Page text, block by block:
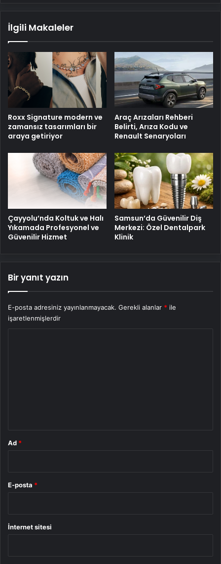
İlgili Makaleler
Roxx Signature modern ve
zamansız tasarımları bir
araya getiriyor
Araç Arızaları Rehberi
Belirti, Arıza Kodu ve
Renault Senaryoları
Çayyolu’nda Koltuk ve Halı
Yıkamada Profesyonel ve
Güvenilir Hizmet
Samsun’da Güvenilir Diş
Merkezi: Özel Dentalpark
Klinik
Bir yanıt yazın
E-posta adresiniz yayınlanmayacak. Gerekli alanlar * ile
işaretlenmişlerdir
Ad *
E-posta *
İnternet sitesi